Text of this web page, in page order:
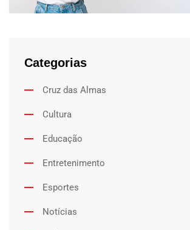
Categorias
Cruz das Almas
Cultura
Educação
Entretenimento
Esportes
Notícias